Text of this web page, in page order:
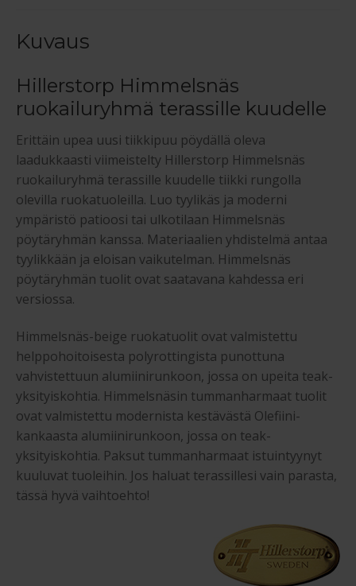
Kuvaus
Hillerstorp Himmelsnäs
ruokailuryhmä terassille kuudelle
Erittäin upea uusi tiikkipuu pöydällä oleva
laadukkaasti viimeistelty Hillerstorp Himmelsnäs
ruokailuryhmä terassille kuudelle tiikki rungolla
olevilla ruokatuoleilla. Luo tyylikäs ja moderni
ympäristö patioosi tai ulkotilaan Himmelsnäs
pöytäryhmän kanssa. Materiaalien yhdistelmä antaa
tyylikkään ja eloisan vaikutelman. Himmelsnäs
pöytäryhmän tuolit ovat saatavana kahdessa eri
versiossa.
Himmelsnäs-beige ruokatuolit ovat valmistettu
helppohoitoisesta polyrottingista punottuna
vahvistettuun alumiinirunkoon, jossa on upeita teak-
yksityiskohtia. Himmelsnäsin tummanharmaat tuolit
ovat valmistettu modernista kestävästä Olefiini-
kankaasta alumiinirunkoon, jossa on teak-
yksityiskohtia. Paksut tummanharmaat istuintyynyt
kuuluvat tuoleihin. Jos haluat terassillesi vain parasta,
tässä hyvä vaihtoehto!